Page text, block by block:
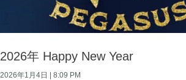
2026年 Happy New Year
2026年1月4日 8:09 PM